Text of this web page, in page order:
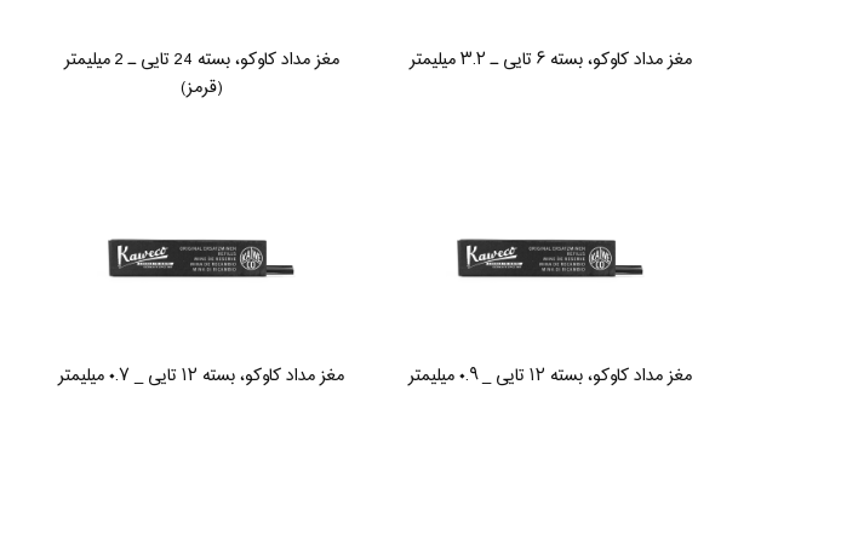
مغز مداد کاوکو، بسته ۶ تایی ـ ۳.۲ میلیمتر
مغز مداد کاوکو، بسته 24 تایی ـ 2 میلیمتر
(قرمز)
مغز مداد کاوکو، بسته ۱۲ تایی _ ۰.۹ میلیمتر مغز مداد کاوکو، بسته ۱۲ تایی _ ۰.۷ میلیمتر